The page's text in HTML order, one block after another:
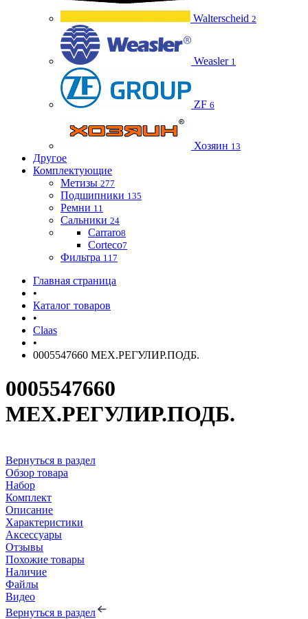
Walterscheid 2
Weasler 1
ZF 6
Хозяин 13
Другое
Комплектующие
Метизы 277
Подшипники 135
Ремни 11
Сальники 24
Carraro8
Corteco7
Фильтра 117
Главная страница
•
Каталог товаров
•
Claas
•
0005547660 МЕХ.РЕГУЛИР.ПОДБ.
0005547660
МЕХ.РЕГУЛИР.ПОДБ.
Вернуться в раздел
Обзор товара
Набор
Комплект
Описание
Характеристики
Аксессуары
Отзывы
Похожие товары
Наличие
Файлы
Видео
Вернуться в раздел